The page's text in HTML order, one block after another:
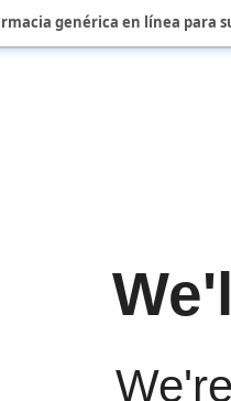
genérica en línea para